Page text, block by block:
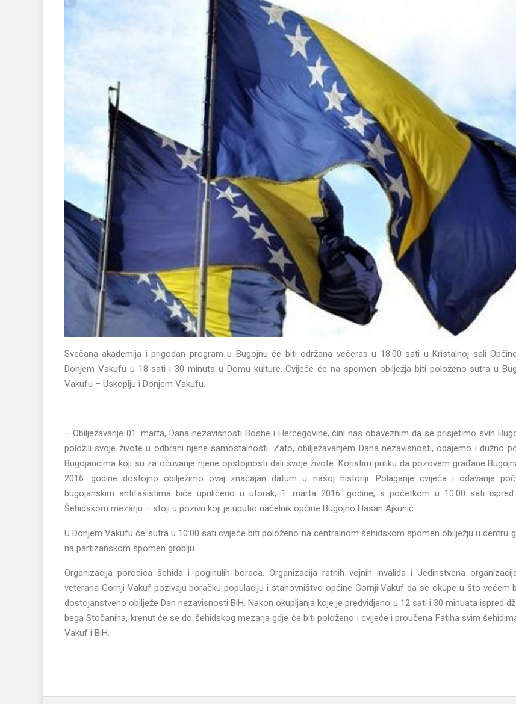
Svečana akademija i prigodan program u Bugojnu će biti održana večeras u 18:00 sati u Kristalnoj sali
Donjem Vakufu u 18 sati i 30 minuta u Domu kulture. Cvijeće će na spomen obilježja biti položeno sutra u
Vakufu – Uskoplju i Donjem Vakufu.
– Obilježavanje 01. marta, Dana nezavisnosti Bosne i Hercegovine, čini nas obaveznim da se prisjetimo svih
položili svoje živote u odbrani njene samostalnosti. Zato, obilježavanjem Dana nezavisnosti, odajemo i dužno
Bugojancima koji su za očuvanje njene opstojnosti dali svoje živote. Koristim priliku da pozovem građane
2016. godine dostojno obilježimo ovaj značajan datum u našoj historiji. Polaganje cvijeća i odavanje
bugojanskim antifašistima biće upriličeno u utorak, 1. marta 2016. godine, s početkom u 10:00 sati
Šehidskom mezarju – stoji u pozivu koji je uputio načelnik općine Bugojno Hasan Ajkunić.
U Donjem Vakufu će sutra u 10:00 sati cvijeće biti položeno na centralnom šehidskom spomen obilježju u centru
na partizanskom spomen groblju.
Organizacija porodica šehida i poginulih boraca, Organizacija ratnih vojnih invalida i Jedinstvena
veterana Gornji Vakuf pozivaju boračku populaciju i stanovništvo općine Gornji Vakuf da se okupe u što većem
dostojanstveno obilježe Dan nezavisnosti BiH. Nakon okupljanja koje je predvidjeno u 12 sati i 30 minuata ispred
bega Stočanina, krenut će se do šehidskog mezarja gdje će biti položeno i cvijeće i proučena Fatiha svim
Vakuf i BiH.